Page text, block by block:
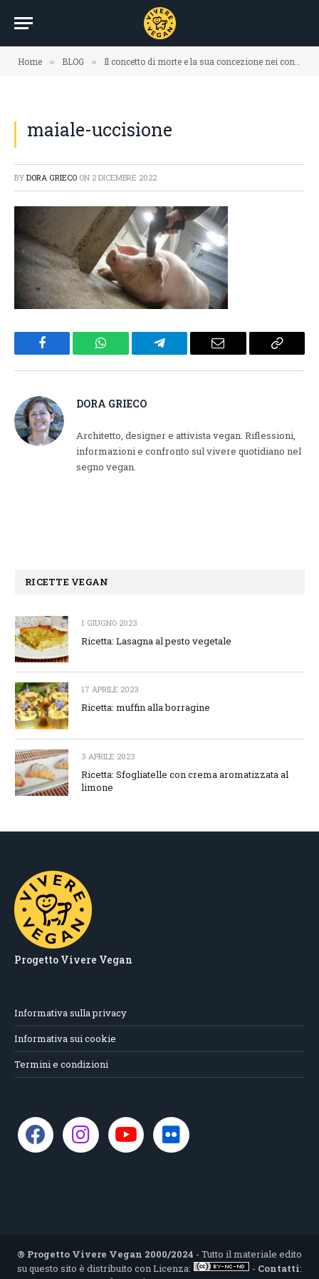
Home » BLOG » Il concetto di morte e la sua concezione nei confronti degli animali
maiale-uccisione
BY DORA GRIECO ON 2 DICEMBRE 2022
Facebook WhatsApp Telegram Email
Copy
DORA GRIECO
Architetto, designer e attivista vegan. Riflessioni,
informazioni e confronto sul vivere quotidiano nel
segno vegan.
RICETTE VEGAN
1 GIUGNO 2023
Ricetta: Lasagna al pesto vegetale
17 APRILE 2023
Ricetta: muffin alla borragine
3 APRILE 2023
Ricetta: Sfogliatelle con crema aromatizzata al
limone
Progetto Vivere Vegan
Informativa sulla privacy
Informativa sui cookie
Termini e condizioni
® Progetto Vivere Vegan 2000/2024 - Tutto il materiale edito
su questo sito è distribuito con Licenza:
- Contatti: